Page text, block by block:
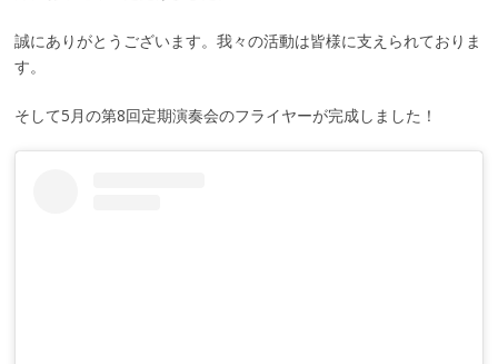
誠にありがとうございます。我々の活動は皆様に支えられておりま
す。
そして5月の第8回定期演奏会のフライヤーが完成しました！